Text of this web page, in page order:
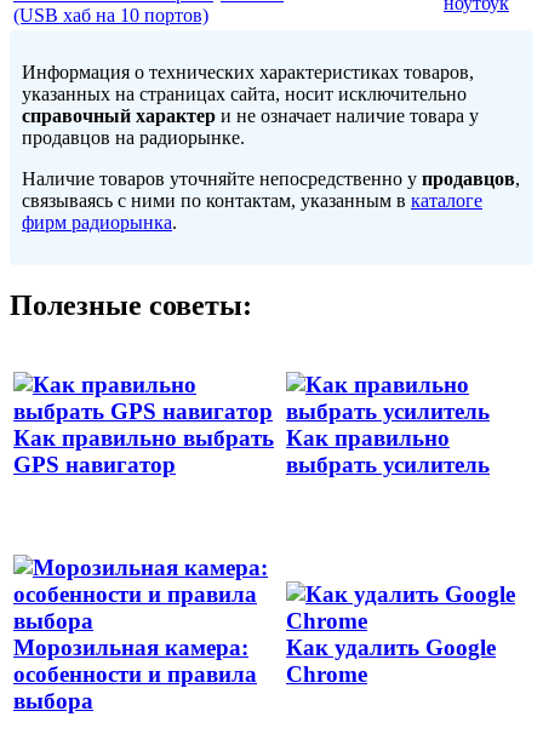
(USB хаб на 10 портов)
Информация о технических характеристиках товаров,
указанных на страницах сайта, носит исключительно
справочный характер и не означает наличие товара у
продавцов на радиорынке.
Наличие товаров уточняйте непосредственно у продавцов,
связываясь с ними по контактам, указанным в каталоге
фирм радиорынка.
Полезные советы:
Как правильно выбрать
GPS навигатор
Как правильно
выбрать усилитель
Морозильная камера:
особенности и правила
выбора
Как удалить Google
Chrome